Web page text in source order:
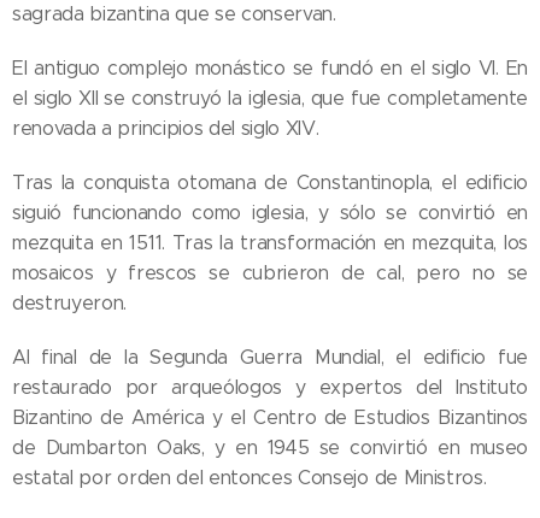
sagrada bizantina que se conservan.
El antiguo complejo monástico se fundó en el siglo VI. En
el siglo XII se construyó la iglesia, que fue completamente
renovada a principios del siglo XIV.
Tras la conquista otomana de Constantinopla, el edificio
siguió funcionando como iglesia, y sólo se convirtió en
mezquita en 1511. Tras la transformación en mezquita, los
mosaicos y frescos se cubrieron de cal, pero no se
destruyeron.
Al final de la Segunda Guerra Mundial, el edificio fue
restaurado por arqueólogos y expertos del Instituto
Bizantino de América y el Centro de Estudios Bizantinos
de Dumbarton Oaks, y en 1945 se convirtió en museo
estatal por orden del entonces Consejo de Ministros.